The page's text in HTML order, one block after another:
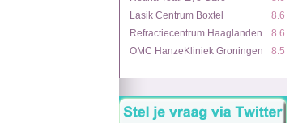
Lasik Centrum Boxtel
8.6
Refractiecentrum Haaglanden
8.6
OMC HanzeKliniek Groningen
8.5
Lasik Centrum Boxtel
8.6
Refractiecentrum Haaglanden
8.6
OMC HanzeKliniek Groningen
8.5